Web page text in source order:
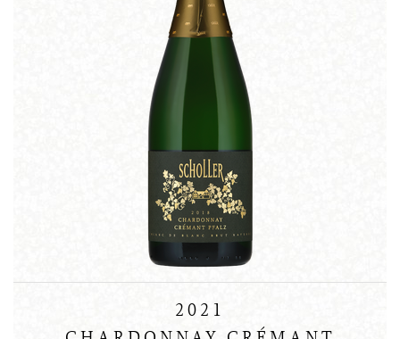
2021